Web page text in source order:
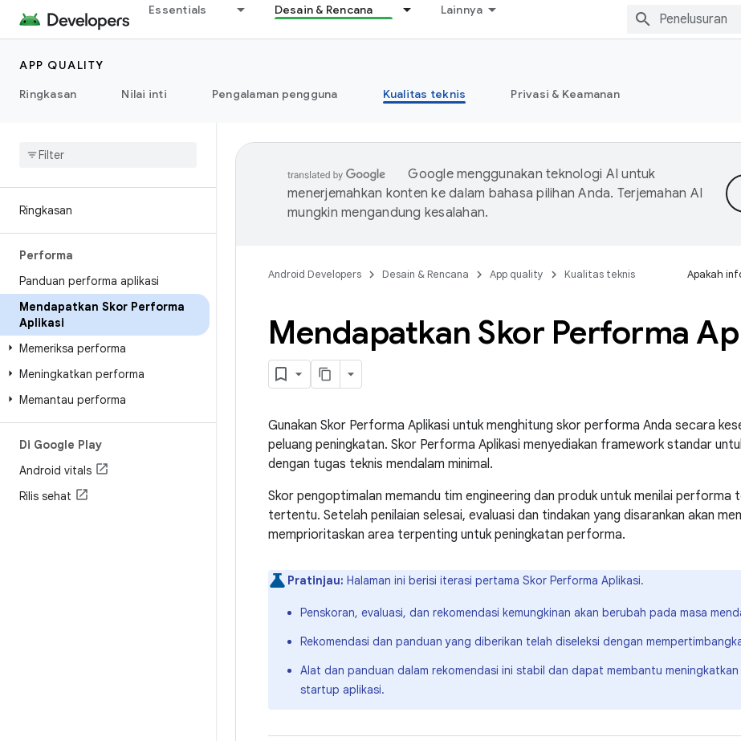
Essentials Desain & Rencana Lainnya
APP QUALITY
Ringkasan
Nilai inti Pengalaman pengguna Kualitas teknis Privasi & Keamanan
Ringkasan
Performa
Panduan performa aplikasi
Mendapatkan Skor Performa
Aplikasi
Memeriksa performa
Meningkatkan performa
Memantau performa
Di Google Play
Android vitals
Rilis sehat
Google menggunakan teknologi AI untuk
menerjemahkan konten ke dalam bahasa pilihan Anda. Terjemahan AI
mungkin mengandung kesalahan.
Android Developers Desain & Rencana App quality Kualitas teknis Apakah
Mendapatkan Skor Performa
Gunakan Skor Performa Aplikasi untuk menghitung skor performa Anda secara
peluang peningkatan. Skor Performa Aplikasi menyediakan framework standar
dengan tugas teknis mendalam minimal.
Skor pengoptimalan memandu tim engineering dan produk untuk menilai performa
tertentu. Setelah penilaian selesai, evaluasi dan tindakan yang disarankan akan
memprioritaskan area terpenting untuk peningkatan performa.
Pratinjau: Halaman ini berisi iterasi pertama Skor Performa Aplikasi.
Penskoran, evaluasi, dan rekomendasi kemungkinan akan berubah pada masa
Rekomendasi dan panduan yang diberikan telah diseleksi dengan
Alat dan panduan dalam rekomendasi ini stabil dan dapat membantu
startup aplikasi.